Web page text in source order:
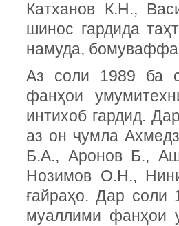
Катханов К.Н.,
шинос гардида
намуда,
Аз соли 1989 ба
фанҳои
интихоб гардид.
аз он ҷумла
Б.А., Аронов Б.,
Нозимов О.Н.,
ғайраҳо. Дар соли
муаллими фанҳои